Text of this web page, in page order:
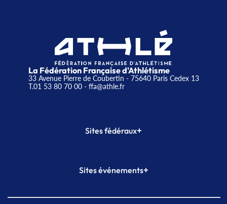
La Fédération Française d'Athlétisme
33 Avenue Pierre de Coubertin - 75640 Paris Cedex 13
T.01 53 80 70 00- ffa@athle.fr
Sites fédéraux+
Plateforme Formation
Sites événements+
Meeting de Paris indoor